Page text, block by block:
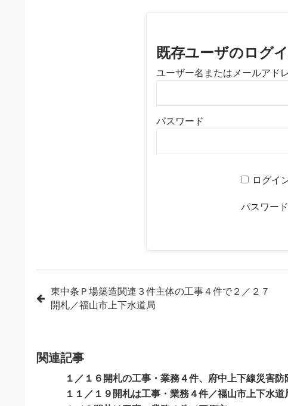
既存ユーザのログ
ユーザー名またはメールアド
パスワード
ログイ
パスワー
投
ゲ
東中条Ｐ場築造関連３件主体の工事４件で２／２７
開札／福山市上下水道局
関連記事
１／１６開札の工事・業務４件、府中上下線災害
１１／１９開札は工事・業務４件／福山市上下水道